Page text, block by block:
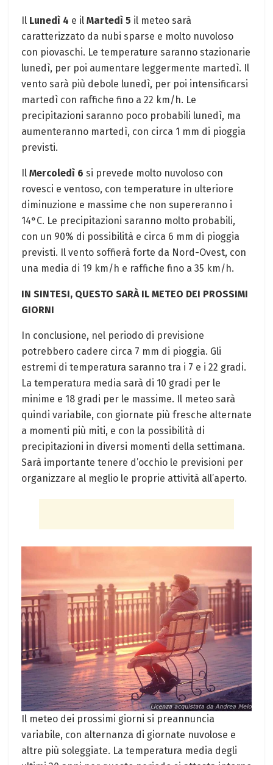
Il Lunedì 4 e il Martedì 5 il meteo sarà
caratterizzato da nubi sparse e molto nuvoloso
con piovaschi. Le temperature saranno stazionarie
lunedì, per poi aumentare leggermente martedì. Il
vento sarà più debole lunedì, per poi intensificarsi
martedì con raffiche fino a 22 km/h. Le
precipitazioni saranno poco probabili lunedì, ma
aumenteranno martedì, con circa 1 mm di pioggia
previsti.
Il Mercoledì 6 si prevede molto nuvoloso con
rovesci e ventoso, con temperature in ulteriore
diminuzione e massime che non supereranno i
14°C. Le precipitazioni saranno molto probabili,
con un 90% di possibilità e circa 6 mm di pioggia
previsti. Il vento soffierà forte da Nord-Ovest, con
una media di 19 km/h e raffiche fino a 35 km/h.
IN SINTESI, QUESTO SARÀ IL METEO DEI PROSSIMI
GIORNI
In conclusione, nel periodo di previsione
potrebbero cadere circa 7 mm di pioggia. Gli
estremi di temperatura saranno tra i 7 e i 22 gradi.
La temperatura media sarà di 10 gradi per le
minime e 18 gradi per le massime. Il meteo sarà
quindi variabile, con giornate più fresche alternate
a momenti più miti, e con la possibilità di
precipitazioni in diversi momenti della settimana.
Sarà importante tenere d’occhio le previsioni per
organizzare al meglio le proprie attività all’aperto.
Il meteo dei prossimi giorni si preannuncia
variabile, con alternanza di giornate nuvolose e
altre più soleggiate. La temperatura media degli